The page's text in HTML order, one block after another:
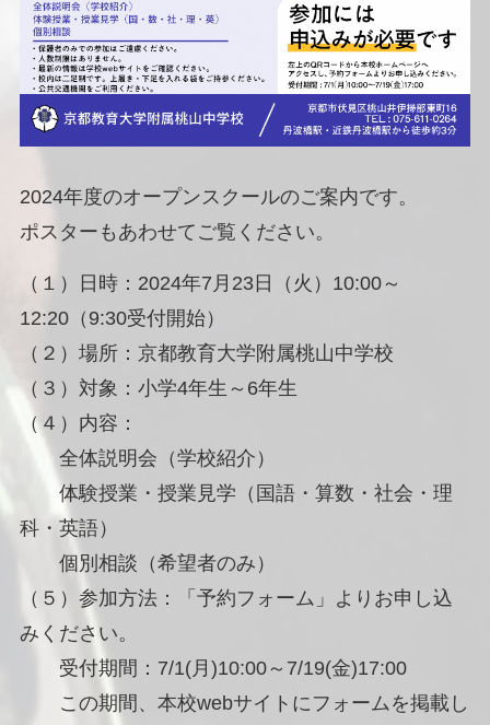
2024年度のオープンスクールのご案内です。
ポスターもあわせてご覧ください。
（１）日時：2024年7月23日（火）10:00～
12:20（9:30受付開始）
（２）場所：京都教育大学附属桃山中学校
（３）対象：小学4年生～6年生
（４）内容：
全体説明会（学校紹介）
体験授業・授業見学（国語・算数・社会・理
科・英語）
個別相談（希望者のみ）
（５）参加方法：「予約フォーム」よりお申し込
みください。
受付期間：7/1(月)10:00～7/19(金)17:00
この期間、本校webサイトにフォームを掲載し